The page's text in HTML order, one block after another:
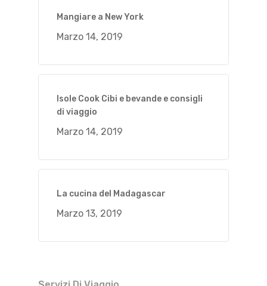
Mangiare a New York
Marzo 14, 2019
Isole Cook Cibi e bevande e consigli
di viaggio
Marzo 14, 2019
La cucina del Madagascar
Marzo 13, 2019